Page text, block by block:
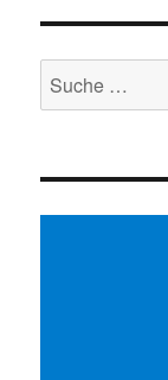
Suche
nach: